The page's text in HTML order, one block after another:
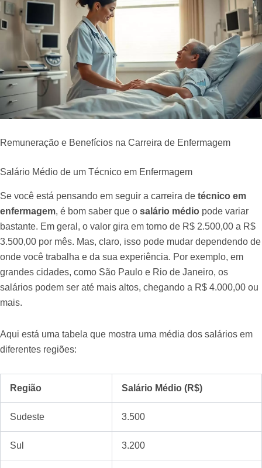
Remuneração e Benefícios na Carreira de Enfermagem
Salário Médio de um Técnico em Enfermagem
Se você está pensando em seguir a carreira de técnico em
enfermagem, é bom saber que o salário médio pode variar
bastante. Em geral, o valor gira em torno de R$ 2.500,00 a R$
3.500,00 por mês. Mas, claro, isso pode mudar dependendo de
onde você trabalha e da sua experiência. Por exemplo, em
grandes cidades, como São Paulo e Rio de Janeiro, os
salários podem ser até mais altos, chegando a R$ 4.000,00 ou
mais.
Aqui está uma tabela que mostra uma média dos salários em
diferentes regiões:
Região Salário Médio (R$)
Sudeste 3.500
Sul 3.200